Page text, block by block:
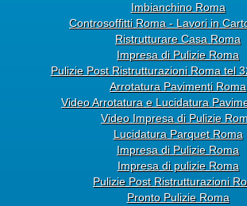
Imbianchino Roma
Controsoffitti Roma - Lavori in
Ristrutturare Casa Roma
Impresa di Pulizie Roma
Pulizie Post Ristrutturazioni Roma tel
Arrotatura Pavimenti Roma
Video Arrotatura e Lucidatura
Video Impresa di Pulizie
Lucidatura Parquet Roma
Impresa di Pulizie Roma
Impresa di pulizie Roma
Pulizie Post Ristrutturazioni
Pronto Pulizie Roma